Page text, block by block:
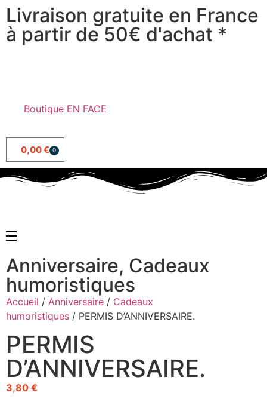
Livraison gratuite en France
à partir de 50€ d'achat *
Boutique EN FACE
0,00€ 0
Anniversaire, Cadeaux
humoristiques
Accueil / Anniversaire / Cadeaux
humoristiques / PERMIS D’ANNIVERSAIRE.
PERMIS
D’ANNIVERSAIRE.
3,80 €